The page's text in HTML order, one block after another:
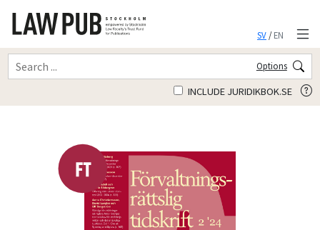
SV/EN
Options
INCLUDE JURIDIKBOK.SE